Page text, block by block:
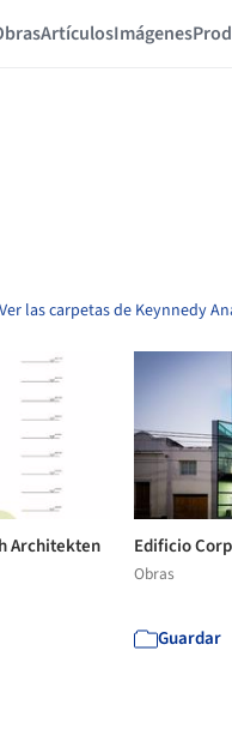
ArtículosImágenes
Ver las carpetas de Keynnedy
Architekten
Edificio
Obras
Guardar